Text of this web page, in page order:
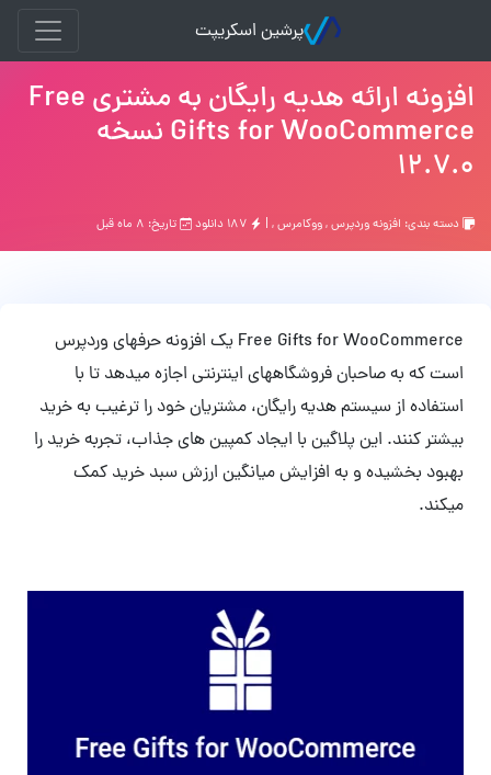
پرشین اسکریپت
افزونه ارائه هدیه رایگان به مشتری Free
Gifts for WooCommerce نسخه
12.7.0
دسته بندی: افزونه وردپرس,ووکامرس, | تاریخ: ۸ ماه قبل
Free Gifts for WooCommerce یک افزونه حرفهای وردپرس
است که به صاحبان فروشگاههای اینترنتی اجازه میدهد تا با
استفاده از سیستم هدیه رایگان، مشتریان خود را ترغیب به خرید
بیشتر کنند. این پلاگین با ایجاد کمپین های جذاب، تجربه خرید را
بهبود بخشیده و به افزایش میانگین ارزش سبد خرید کمک
میکند.